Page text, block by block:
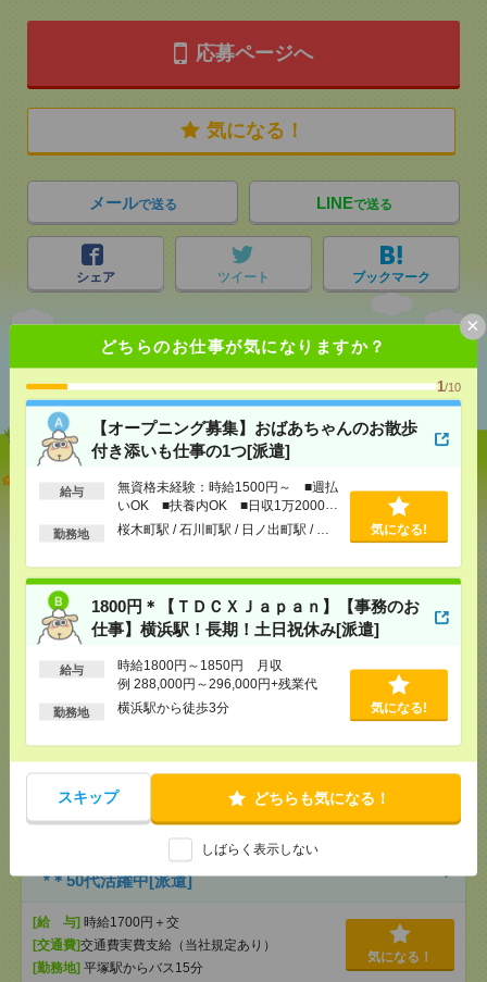
どちらのお仕事が気になりますか？
1/10
【オープニング募集】おばあちゃんのお散歩
付き添いも仕事の1つ[派遣]
給与
無資格未経験：時給1500円～ ■週払
いOK ■扶養内OK ■日収1万2000円
以上
勤務地 桜木町駅 / 石川町駅 / 日ノ出町駅 / … 気になる!
1800円＊【ＴＤＣＸＪａｐａｎ】【事務のお
仕事】横浜駅！長期！土日祝休み[派遣]
給与
時給1800円～1850円 月収
例 288,000円～296,000円+残業代
勤務地 横浜駅から徒歩3分 気になる!
スキップ どちらも気になる！
しばらく表示しない
×
応募ページへ
気になる！
メールで送る LINEで送る
シェア ツイート ブックマーク
あなたの閲覧履歴からの
おすすめ
いも仕事の1つ[派遣]
[給 与]無資格未経験：時給1500円～ ■週払い
[交通費]交通費全額支給
[勤務地]
桜木町駅/ 石川町駅/ 日ノ出町駅 /…
気になる！
1800円＊【ＴＤＣＸＪａｐａｎ】【事務のお仕事】
横浜駅！長期！土日祝休み[派遣]
[給 与]時給1800円～1850円 月収例 288,000円
[交通費]全額支給
25～30万円
[勤務地]横浜駅から徒歩3分
気になる！
マイカー通勤OK！平塚！仕様書のデータ入力メイン
*＊50代活躍中[派遣]
[給 与] 時給1700円＋交
[交通費]交通費実費支給（当社規定あり）
[勤務地] 平塚駅からバス15分
気になる！